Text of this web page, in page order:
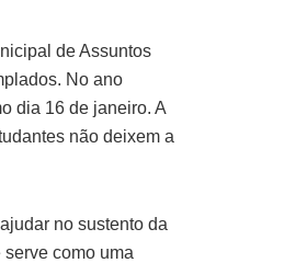
de Assuntos
No ano
dia 16 de janeiro. A
não deixem a
no sustento da
como uma